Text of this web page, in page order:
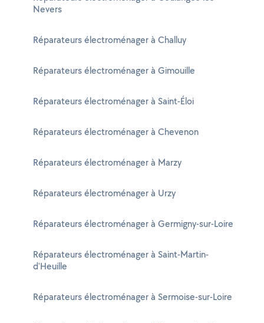
Nevers
Réparateurs électroménager à Challuy
Réparateurs électroménager à Gimouille
Réparateurs électroménager à Saint-Éloi
Réparateurs électroménager à Chevenon
Réparateurs électroménager à Marzy
Réparateurs électroménager à Urzy
Réparateurs électroménager à Germigny-sur-Loire
Réparateurs électroménager à Saint-Martin-
d'Heuille
Réparateurs électroménager à Sermoise-sur-Loire